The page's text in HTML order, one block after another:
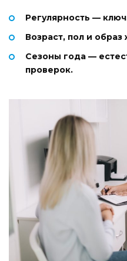
Регулярность —
Возраст, пол и
Сезоны года —
проверок.